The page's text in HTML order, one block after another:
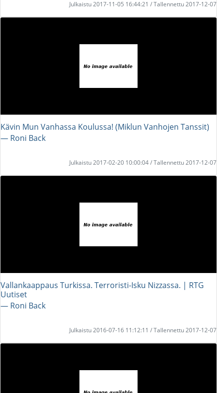
Julkaistu 2017-11-05 16:44:21 / Tallennettu 2017-12-07
Kävin Mun Vanhassa Koulussa! (Miklun Vanhojen Tanssit)
― Roni Back
Julkaistu 2017-02-20 10:00:04 / Tallennettu 2017-12-07
Vallankaappaus Turkissa. Terroristi-Isku Nizzassa. | RTG
Uutiset
― Roni Back
Julkaistu 2016-07-16 11:12:11 / Tallennettu 2017-12-07